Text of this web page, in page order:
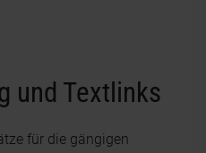
und Textlinks
für die gängigen